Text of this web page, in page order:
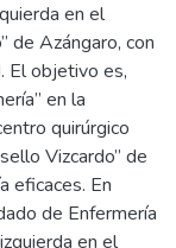
en el
de Azángaro, con
El objetivo es,
en la
quirúrgico
Vizcardo” de
eficaces. En
de Enfermería
en el